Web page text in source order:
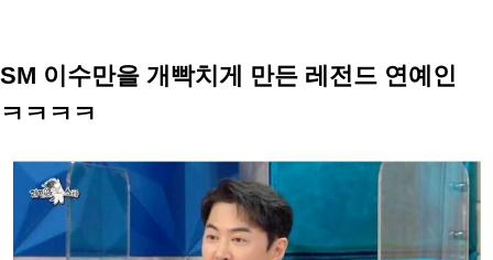
SM 이수만을 개빡치게 만든 레전드 연예인
ㅋㅋㅋㅋ